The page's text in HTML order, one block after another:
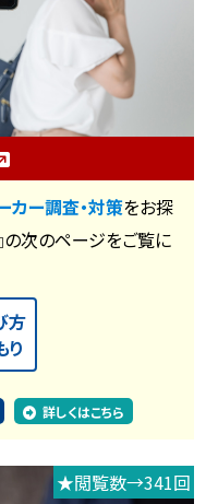
カー調査・対策をお探
の次のページをご覧に
方
り
詳しくはこちら
★閲覧数→341回